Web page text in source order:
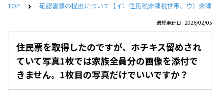
TOP 確認書類の提出について【イ）住民税非課税世帯、ウ）非課
最終更新日 : 2026/02/05
住民票を取得したのですが、ホチキス留めされ
ていて写真1枚では家族全員分の画像を添付で
きません。1枚目の写真だけでいいですか？